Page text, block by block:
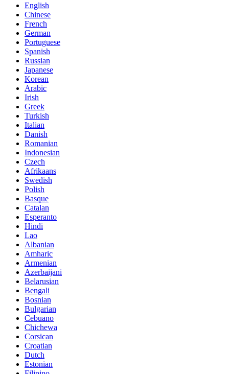
English
Chinese
French
German
Portuguese
Spanish
Russian
Japanese
Korean
Arabic
Irish
Greek
Turkish
Italian
Danish
Romanian
Indonesian
Czech
Afrikaans
Swedish
Polish
Basque
Catalan
Esperanto
Hindi
Lao
Albanian
Amharic
Armenian
Azerbaijani
Belarusian
Bengali
Bosnian
Bulgarian
Cebuano
Chichewa
Corsican
Croatian
Dutch
Estonian